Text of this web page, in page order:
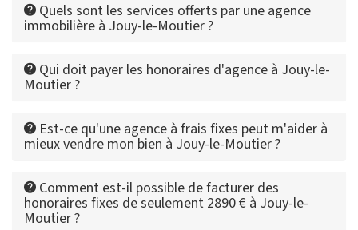
Quels sont les services offerts par une agence
immobilière à Jouy-le-Moutier ?
Qui doit payer les honoraires d'agence à Jouy-le-
Moutier ?
Est-ce qu'une agence à frais fixes peut m'aider à
mieux vendre mon bien à Jouy-le-Moutier ?
Comment est-il possible de facturer des
honoraires fixes de seulement 2890 € à Jouy-le-
Moutier ?